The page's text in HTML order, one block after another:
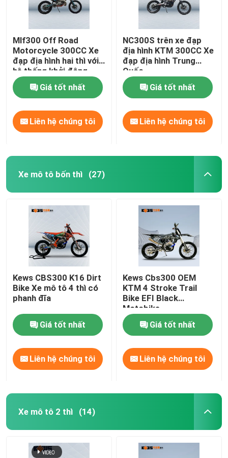
Mlf300 Off Road
Motorcycle 300CC Xe
đạp địa hình hai thì với
hệ thống khởi động
điện
Giá tốt nhất
Liên hệ chúng tôi
NC300S trên xe đạp
địa hình KTM 300CC Xe
đạp địa hình Trung
Quốc
Giá tốt nhất
Liên hệ chúng tôi
Xe mô tô bốn thì (27)
Kews CBS300 K16 Dirt
Bike Xe mô tô 4 thì có
phanh đĩa
Giá tốt nhất
Liên hệ chúng tôi
Kews Cbs300 OEM
KTM 4 Stroke Trail
Bike EFI Black
Motobike
Giá tốt nhất
Liên hệ chúng tôi
Xe mô tô 2 thì (14)